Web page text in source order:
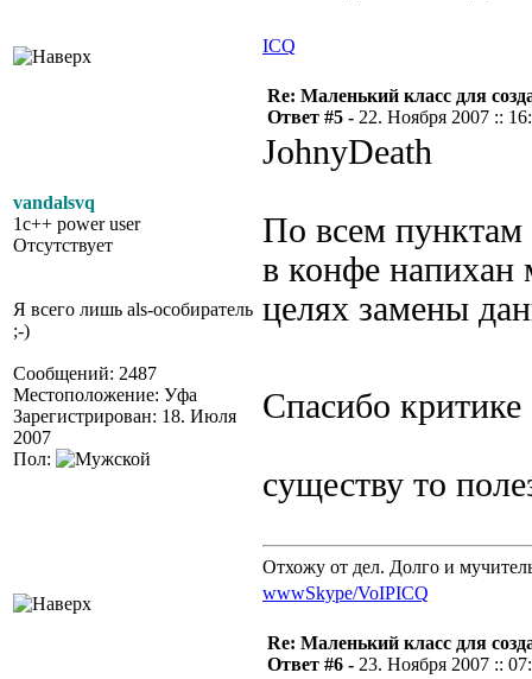
ICQ
vandalsvq
1c++ power user
Отсутствует
Я всего лишь als-особиратель
;-)
Сообщений: 2487
Местоположение: Уфа
Зарегистрирован: 18. Июля
2007
Пол:
Re: Маленький класс для
Ответ #5 - 22. Ноября 2007 ::
JohnyDeath
По всем пунктам
в конфе напихан
целях замены
Спасибо
существу то
Отхожу от дел. Долго и
wwwSkype/VoIPICQ
Re: Маленький класс для
Ответ #6 - 23. Ноября 2007 ::